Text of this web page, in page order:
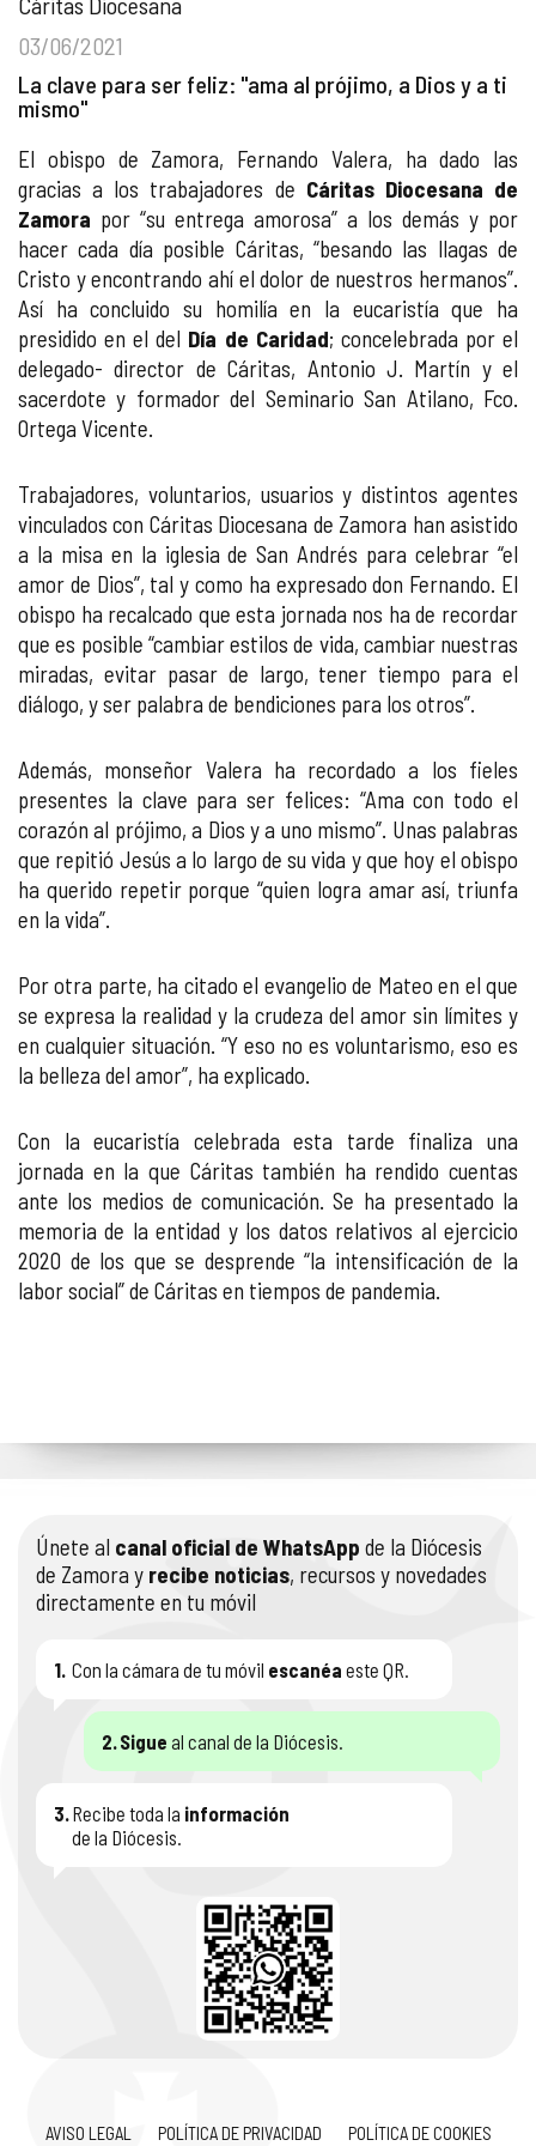
03/06/2021
La clave para ser feliz: "ama al prójimo, a Dios y a ti
mismo"
El obispo de Zamora, Fernando Valera, ha dado las
gracias a los trabajadores de Cáritas Diocesana de
Zamora por “su entrega amorosa” a los demás y por
hacer cada día posible Cáritas, “besando las llagas de
Cristo y encontrando ahí el dolor de nuestros hermanos”.
Así ha concluido su homilía en la eucaristía que ha
presidido en el del Día de Caridad; concelebrada por el
delegado- director de Cáritas, Antonio J. Martín y el
sacerdote y formador del Seminario San Atilano, Fco.
Ortega Vicente.
Trabajadores, voluntarios, usuarios y distintos agentes
vinculados con Cáritas Diocesana de Zamora han asistido
a la misa en la iglesia de San Andrés para celebrar “el
amor de Dios”, tal y como ha expresado don Fernando. El
obispo ha recalcado que esta jornada nos ha de recordar
que es posible “cambiar estilos de vida, cambiar nuestras
miradas, evitar pasar de largo, tener tiempo para el
diálogo, y ser palabra de bendiciones para los otros”.
Además, monseñor Valera ha recordado a los fieles
presentes la clave para ser felices: “Ama con todo el
corazón al prójimo, a Dios y a uno mismo”. Unas palabras
que repitió Jesús a lo largo de su vida y que hoy el obispo
ha querido repetir porque “quien logra amar así, triunfa
en la vida”.
Por otra parte, ha citado el evangelio de Mateo en el que
se expresa la realidad y la crudeza del amor sin límites y
en cualquier situación. “Y eso no es voluntarismo, eso es
la belleza del amor”, ha explicado.
Con la eucaristía celebrada esta tarde finaliza una
jornada en la que Cáritas también ha rendido cuentas
ante los medios de comunicación. Se ha presentado la
memoria de la entidad y los datos relativos al ejercicio
2020 de los que se desprende “la intensificación de la
labor social” de Cáritas en tiempos de pandemia.
Únete al canal oficial de WhatsApp de la Diócesis
de Zamora y recibe noticias, recursos y novedades
directamente en tu móvil
1. Con la cámara de tu móvil escanéa este QR.
2.Sigue al canal de la Diócesis.
3.Recibe toda la información
de la Diócesis.
AVISO LEGAL POLÍTICA DE PRIVACIDAD POLÍTICA DE COOKIES